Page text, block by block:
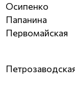
Осипенко
Папанина
Первомайская